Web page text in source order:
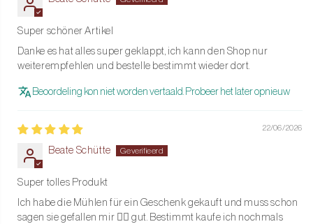
Maak de molen schoon met een zachte, vochtige doek en
droog deze zorgvuldig na.
Vermijd langdurige blootstelling aan direct zonlicht om de
Dompel de molen niet onder in water en gebruik geen
Een prachtig cadeau
kookliefhebber of designliefhebber.
Super schöner Artikel
Danke es hat alles super geklappt, ich kann den Shop nur
weiterempfehlen und bestelle bestimmt wieder dort.
Beoordeling kon niet worden vertaald. Probeer het later opnieuw
22/06/2026
Beate Schütte
Super tolles Produkt
Ich habe die Mühlen für ein Geschenk gekauft und muss schon
sagen sie gefallen mir 👍🏽 gut. Bestimmt kaufe ich nochmals